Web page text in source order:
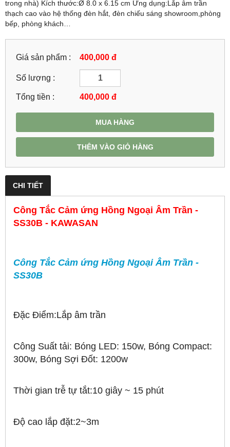
trong nhà) Kích thước:Ø 8.0 x 6.15 cm Ứng dụng:Lắp âm trần
thạch cao vào hệ thống đèn hắt, đèn chiếu sáng showroom,phòng
bếp, phòng khách…
Giá sản phẩm : 400,000 đ
Số lượng :
Tổng tiền : 400,000 đ
MUA HÀNG
THÊM VÀO GIỎ HÀNG
CHI TIẾT
Công Tắc Cảm ứng Hồng Ngoại Âm Trần -
SS30B - KAWASAN
Công Tắc Cảm ứng Hồng Ngoại Âm Trần -
SS30B
Đặc Điểm:Lắp âm trần
Công Suất tải: Bóng LED: 150w, Bóng Compact:
300w, Bóng Sợi Đốt: 1200w
Thời gian trễ tự tắt:10 giây ~ 15 phút
Độ cao lắp đặt:2~3m